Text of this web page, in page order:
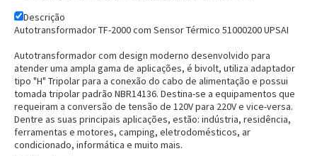
Descrição
Autotransformador TF-2000 com Sensor Térmico 51000200 UPSAI
Autotransformador com design moderno desenvolvido para
atender uma ampla gama de aplicações, é bivolt, utiliza adaptador
tipo "H" Tripolar para a conexão do cabo de alimentação e possui
tomada tripolar padrão NBR14136. Destina-se a equipamentos que
requeiram a conversão de tensão de 120V para 220V e vice-versa.
Dentre as suas principais aplicações, estão: indústria, residência,
ferramentas e motores, camping, eletrodomésticos, ar
condicionado, informática e muito mais.